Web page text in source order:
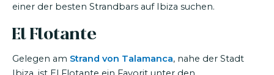
einer der besten Strandbars auf Ibiza suchen.
El Flotante
Gelegen am Strand von Talamanca, nahe der Stadt